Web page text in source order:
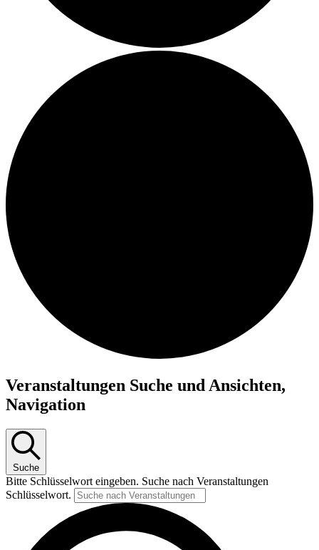
Veranstaltungen Suche und Ansichten,
Navigation
Suche
Bitte Schlüsselwort eingeben. Suche nach Veranstaltungen
Schlüsselwort.